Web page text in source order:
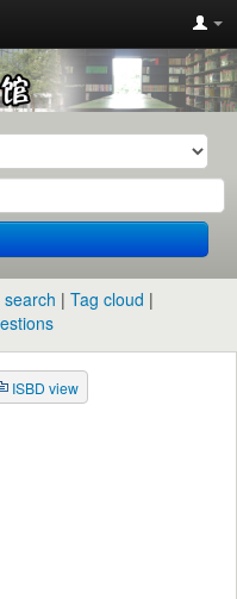
Tag cloud
ISBD view